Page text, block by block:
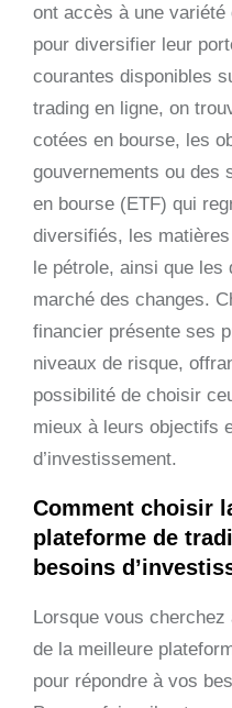
ont accès à une variété
pour diversifier leur
courantes disponibles
trading en ligne, on
cotées en bourse, les
gouvernements ou des
en bourse (ETF) qui
diversifiés, les
le pétrole, ainsi que
marché des changes.
financier présente ses
niveaux de risque,
possibilité de choisir
mieux à leurs objectifs
d’investissement.
Comment choisir
plateforme de
besoins
Lorsque vous
de la meilleure
pour répondre à vos